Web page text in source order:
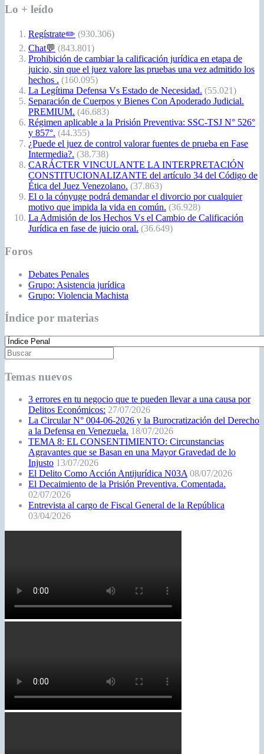
Lo + leído
Regístrate✏️ (930.306)
Chat💬 (843.801)
Prohibición de cambiar la calificación jurídica en etapa de
juicio, sin que el juez valore las pruebas una vez admitido los
hechos . (160.095)
La Legítima Defensa Vs Estado de Necesidad. (55.021)
Separación de Cuerpos y Bienes Con Apoderado Judicial.
PREMIUM. (46.683)
Régimen aplicable a la Prisión Preventiva: SSC-TSJ N° 526°
y 857°. (44.355)
¿Puede el juez de control valorar fuentes de prueba en Fase
Intermedia?. (38.738)
CARÁCTER VINCULANTE LA INTERPRETACIÓN
CONSTITUCIONALIZANTE del artículo 34 del Código de
Ética del Juez Venezolano. (37.863)
El o la cónyuge podrá demandar el divorcio por cualquier
motivo que impida la vida en común. (36.928)
La Admisión de los Hechos Vs el Cambio de Calificación
Jurídica en fase de juicio oral. (36.649)
Foros
Debates Penales
Grupo: Asistencia jurídica
Grupo: Violencia Machista
Índice por materias
Temas nuevos
3 errores en tu negocio que te pueden llevar a una causa por
Delitos Económicos: 27/07/2026
La Circular N° 004-06-2026 y la Burocratización del Derecho
a la Defensa en Venezuela. 18/07/2026
TEMA 8: EL CONSENTIMIENTO: Circunstancias
Agravantes que se Basan en una Mayor Gravedad de lo
Injusto 13/07/2026
El Delito Como Acción Antijurídica N03A 08/07/2026
El Decaimiento de la Prisión Preventiva. Comentada.
02/07/2026
Entrevista al cargo de Fiscal General de la República
03/04/2026